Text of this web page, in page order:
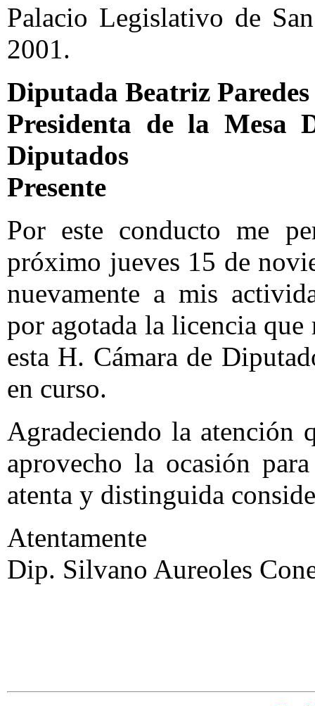
Palacio Legislativo de
2001.
Diputada Beatriz
Presidenta de la Mesa
Diputados
Presente
Por este conducto me
próximo jueves 15 de
nuevamente a mis
por agotada la licencia
esta H. Cámara de
en curso.
Agradeciendo la atención
aprovecho la ocasión
atenta y distinguida
Atentamente
Dip. Silvano Aureoles